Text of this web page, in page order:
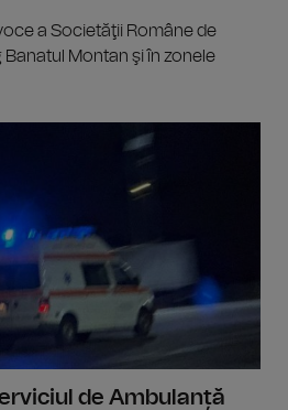
a Societăţii Române de
Banatul Montan şi în zonele
de Ambulanță